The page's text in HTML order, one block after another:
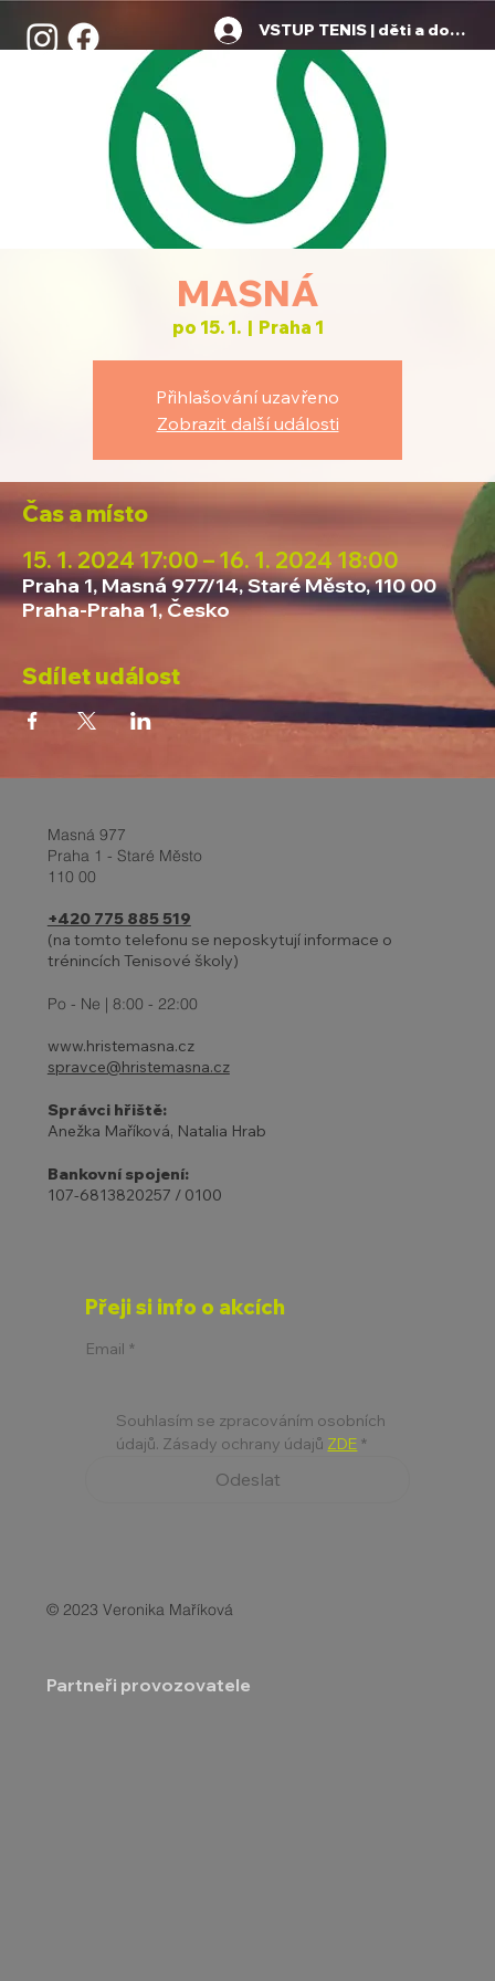
VSTUP TENIS | děti a dospělí
MASNÁ
po 15. 1.
  |
Praha 1
Přihlašování uzavřeno
Zobrazit další události
Čas a místo
15. 1. 2024 17:00 – 16. 1. 2024 18:00
Praha 1, Masná 977/14, Staré Město, 110 00
Praha-Praha 1, Česko
Sdílet událost
Masná 977
Praha 1 - Staré Město
110 00
+420 775 885 519
(na tomto telefonu se neposkytují informace o
trénincích Tenisové školy)
Po - Ne | 8:00 - 22:00
www.hristemasna.cz
spravce@hristemasna.cz
Správci hřiště:
Anežka Maříková, Natalia Hrab
Bankovní spojení:
107-6813820257 / 0100
Přeji si info o akcích
Email *
Souhlasím se zpracováním osobních
údajů. Zásady ochrany údajů ZDE *
Odeslat
© 2023 Veronika Maříková
Partneři provozovatele